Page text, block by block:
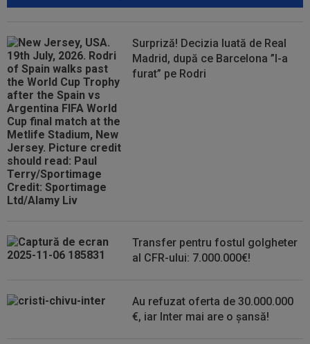
Surpriză! Decizia luată de Real
Madrid, după ce Barcelona ”l-a
furat” pe Rodri
Transfer pentru fostul golgheter
al CFR-ului: 7.000.000€!
Au refuzat oferta de 30.000.000
€, iar Inter mai are o șansă!